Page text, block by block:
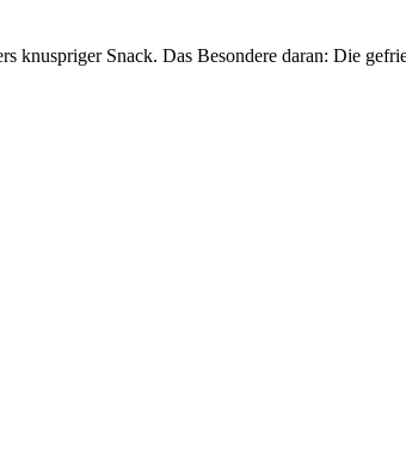
knuspriger Snack. Das Besondere daran: Die